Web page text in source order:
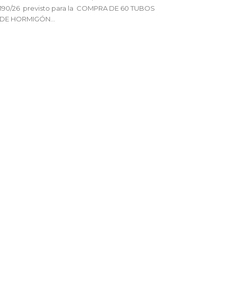
190/26 previsto para la COMPRA DE 60 TUBOS
DE HORMIGÓN...